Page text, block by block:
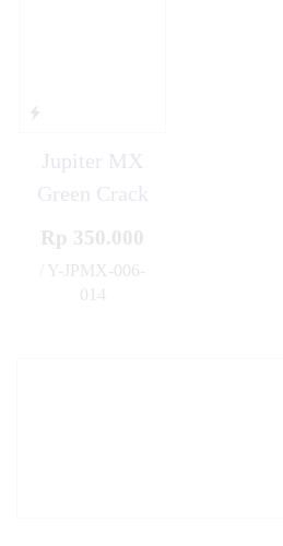
Jupiter MX
Green Crack
Rp 350.000
/ Y-JPMX-006-
014